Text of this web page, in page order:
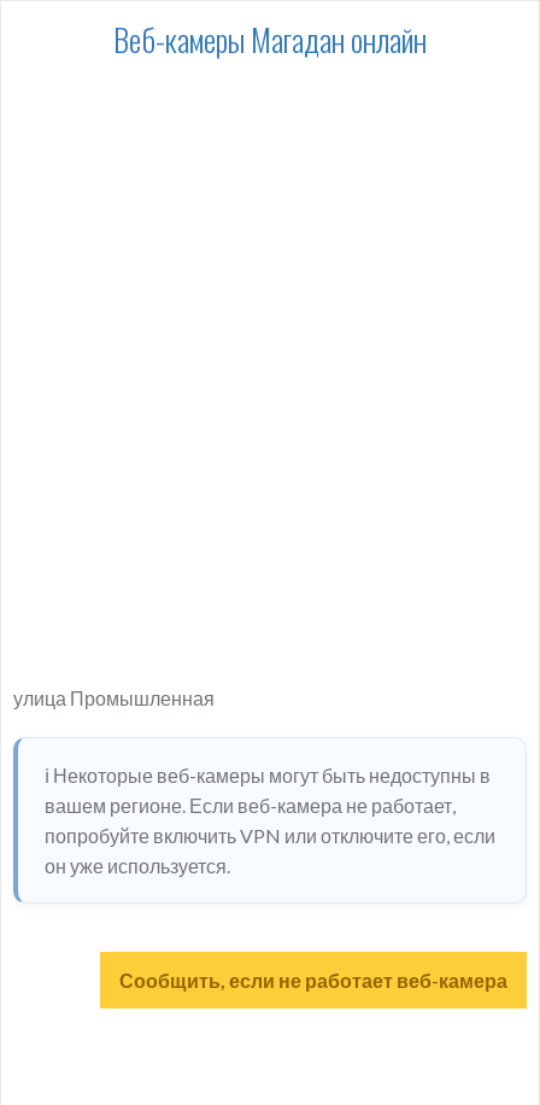
Веб-камеры Магадан онлайн
улица Промышленная
ℹ️ Некоторые веб-камеры могут быть недоступны в
вашем регионе. Если веб-камера не работает,
попробуйте включить VPN или отключите его, если
он уже используется.
Сообщить, если не работает веб-камера